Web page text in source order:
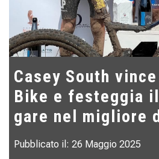
Casey South
Bike e festeggia
gare nel migliore
Pubblicato il: 26 Maggio 2025